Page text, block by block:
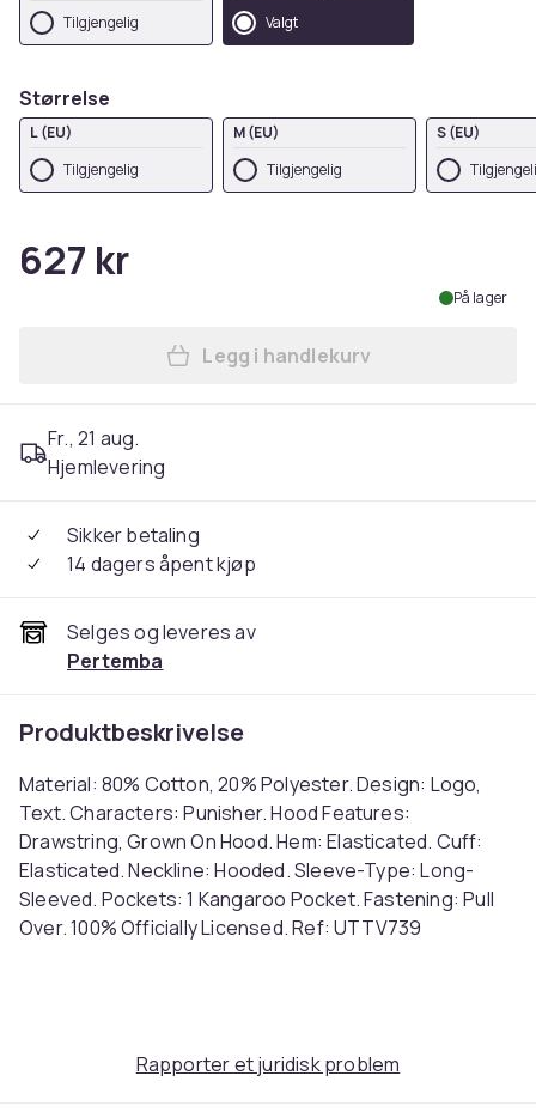
Tilgjengelig
Valgt
Størrelse
L (EU)
Tilgjengelig
M (EU)
Tilgjengelig
S (EU)
627 kr
På lager
Legg The Punisher Mens
Legg i handlekurv
Fr., 21 aug.
Hjemlevering
Sikker betaling
14 dagers åpent kjøp
Selges og leveres av
Pertemba
Produktbeskrivelse
Material: 80% Cotton, 20% Polyester. Design: Logo,
Text. Characters: Punisher. Hood Features:
Drawstring, Grown On Hood. Hem: Elasticated. Cuff:
Elasticated. Neckline: Hooded. Sleeve-Type: Long-
Sleeved. Pockets: 1 Kangaroo Pocket. Fastening: Pull
Over. 100% Officially Licensed. Ref: UTTV739
Rapporter et juridisk problem